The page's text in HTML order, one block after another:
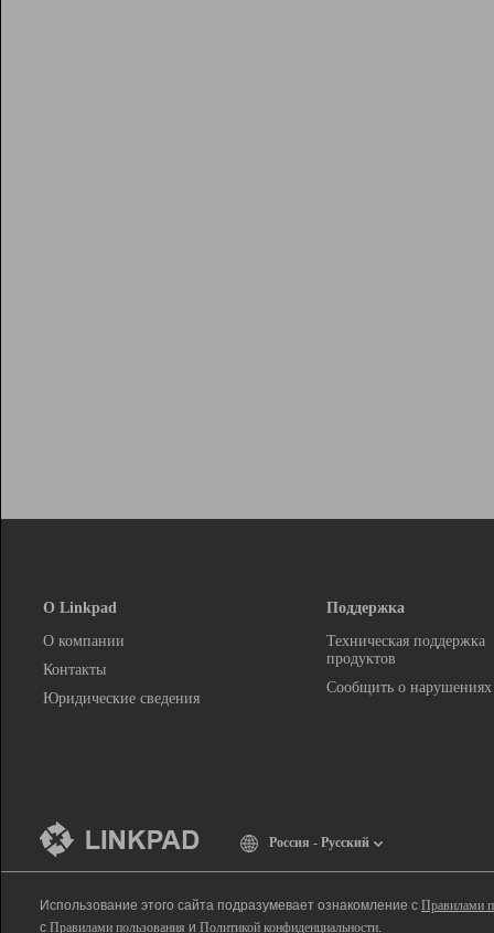
О Linkpad
О компании
Контакты
Юридические сведения
Поддержка
Техническая поддержка
продуктов
Сообщить о нарушениях
Россия - Русский
Использование этого сайта подразумевает ознакомление с Правилами
с Правилами пользования и Политикой конфиденциальности.